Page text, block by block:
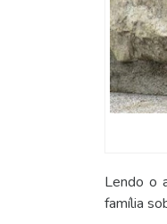
Lendo o
família